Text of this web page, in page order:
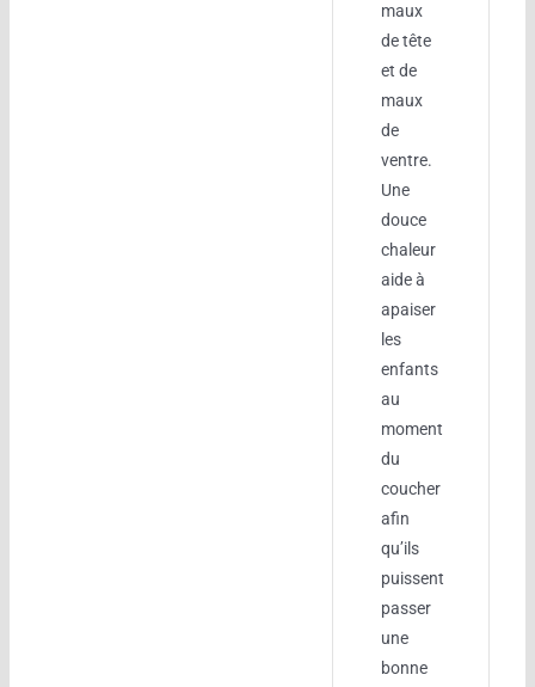
maux
de tête
et de
maux
de
ventre.
Une
douce
chaleur
aide à
apaiser
les
enfants
au
moment
du
coucher
afin
qu’ils
puissent
passer
une
bonne